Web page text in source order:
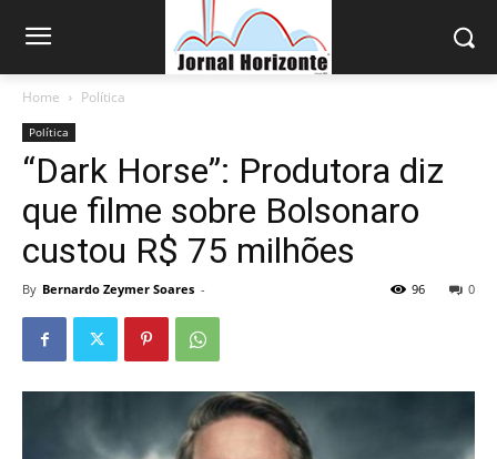
Home Política
Política
“Dark Horse”: Produtora diz
que filme sobre Bolsonaro
custou R$ 75 milhões
By Bernardo Zeymer Soares - 0
96